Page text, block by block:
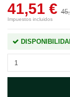
41,51 €
Impuestos incluidos